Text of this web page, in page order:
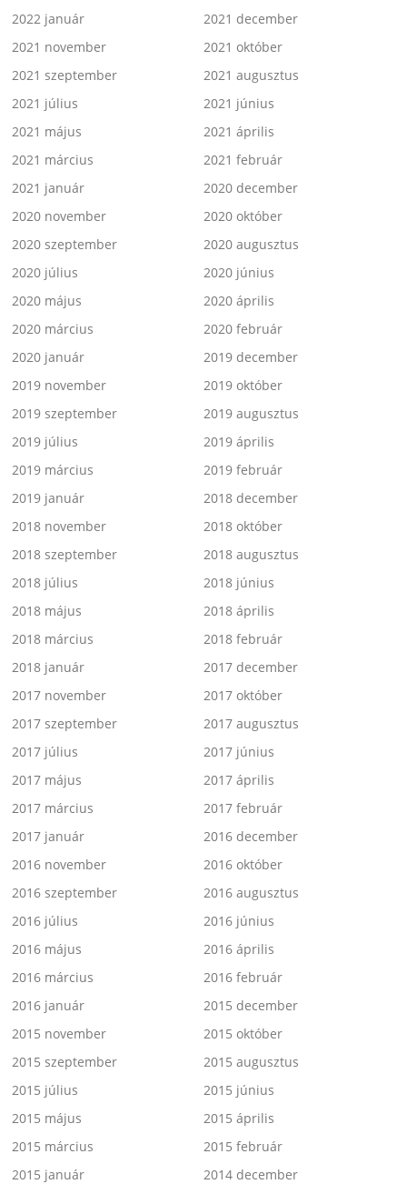
2022 január
2021 december
2021 november
2021 október
2021 szeptember
2021 augusztus
2021 július
2021 június
2021 május
2021 április
2021 március
2021 február
2021 január
2020 december
2020 november
2020 október
2020 szeptember
2020 augusztus
2020 július
2020 június
2020 május
2020 április
2020 március
2020 február
2020 január
2019 december
2019 november
2019 október
2019 szeptember
2019 augusztus
2019 július
2019 április
2019 március
2019 február
2019 január
2018 december
2018 november
2018 október
2018 szeptember
2018 augusztus
2018 július
2018 június
2018 május
2018 április
2018 március
2018 február
2018 január
2017 december
2017 november
2017 október
2017 szeptember
2017 augusztus
2017 július
2017 június
2017 május
2017 április
2017 március
2017 február
2017 január
2016 december
2016 november
2016 október
2016 szeptember
2016 augusztus
2016 július
2016 június
2016 május
2016 április
2016 március
2016 február
2016 január
2015 december
2015 november
2015 október
2015 szeptember
2015 augusztus
2015 július
2015 június
2015 május
2015 április
2015 március
2015 február
2015 január
2014 december